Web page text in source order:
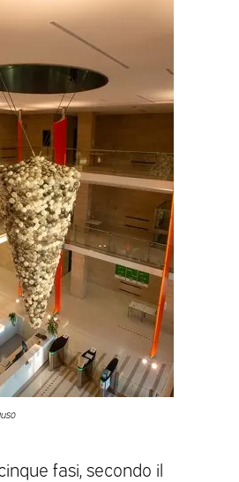
fasi, secondo il